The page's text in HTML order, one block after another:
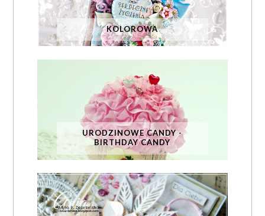
KOLOROWA
URODZINOWE CANDY -
BIRTHDAY CANDY